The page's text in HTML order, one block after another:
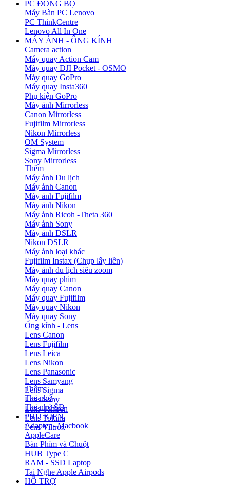
PC ĐỒNG BỘ
Máy Bàn PC Lenovo
PC ThinkCentre
Lenovo All In One
MÁY ẢNH - ỐNG KÍNH
Camera action
Máy quay Action Cam
Máy quay DJI Pocket - OSMO
Máy quay GoPro
Máy quay Insta360
Phụ kiện GoPro
Máy ảnh Mirrorless
Canon Mirrorless
Fujifilm Mirrorless
Nikon Mirrorless
OM System
Sigma Mirrorless
Sony Mirrorless
Thêm
Máy ảnh Du lịch
Máy ảnh Canon
Máy ảnh Fujifilm
Máy ảnh Nikon
Máy ảnh Ricoh -Theta 360
Máy ảnh Sony
Máy ảnh DSLR
Nikon DSLR
Máy ảnh loại khác
Fujifilm Instax (Chụp lấy liền)
Máy ảnh du lịch siêu zoom
Máy quay phim
Máy quay Canon
Máy quay Fujifilm
Máy quay Nikon
Máy quay Sony
Ống kính - Lens
Lens Canon
Lens Fujifilm
Lens Leica
Lens Nikon
Lens Panasonic
Lens Samyang
Lens Sigma
Lens Sony
Lens Tamron
Lens Tokina
Lens Viltrox
Thêm
Thẻ nhớ
Thẻ nhớ SD
PHỤ KIỆN
Adapter - Macbook
AppleCare
Bàn Phím và Chuột
HUB Type C
RAM - SSD Laptop
Tai Nghe Apple Airpods
HỖ TRỢ